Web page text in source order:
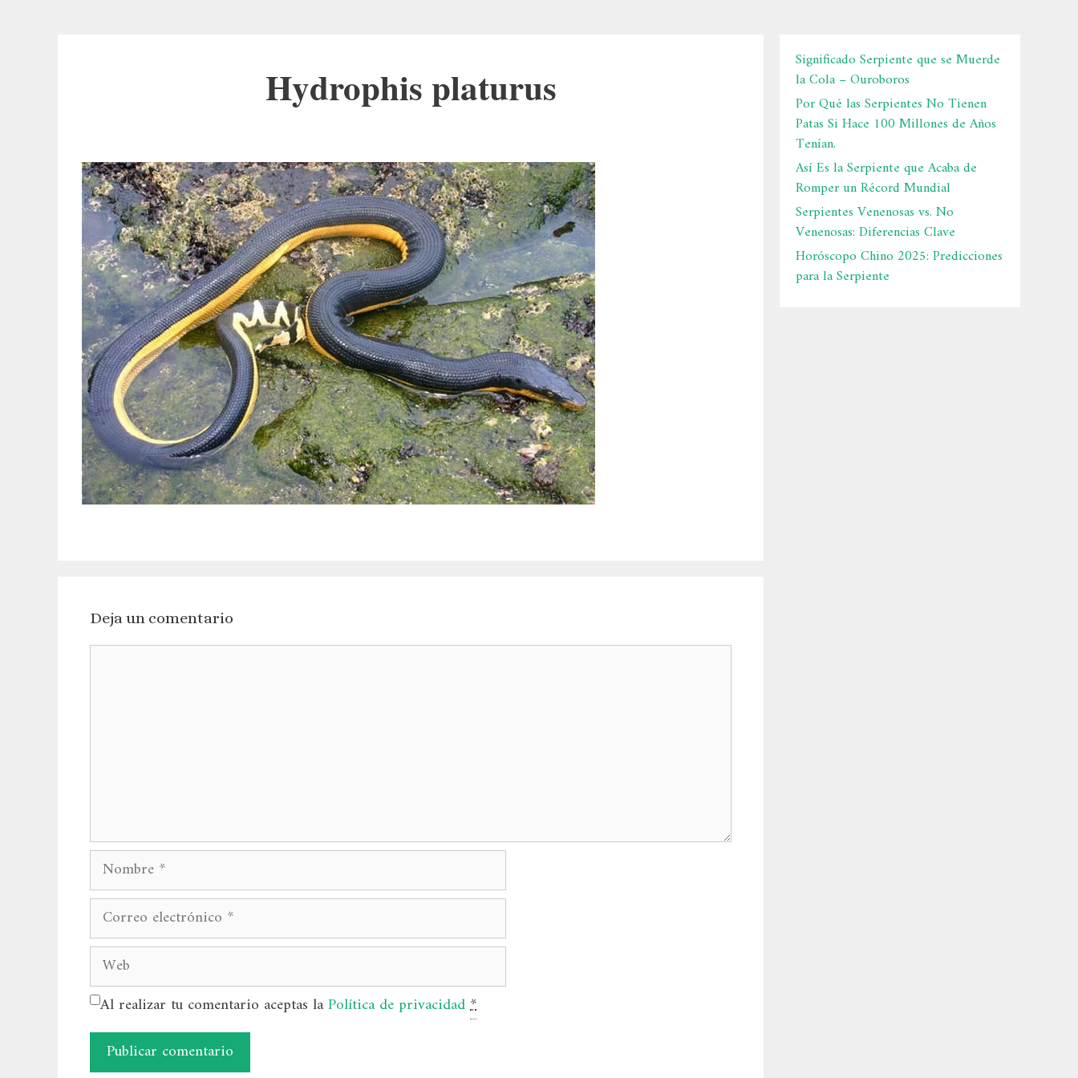
Hydrophis platurus
Deja un comentario
Comentario
Nombre
Correo
electrónico
Web
Al realizar tu comentario aceptas laPolítica de privacidad*
Significado Serpiente que se Muerde
la Cola – Ouroboros
Por Qué las Serpientes No Tienen
Patas Si Hace 100 Millones de Años
Tenían.
Así Es la Serpiente que Acaba de
Romper un Récord Mundial
Serpientes Venenosas vs. No
Venenosas: Diferencias Clave
Horóscopo Chino 2025: Predicciones
para la Serpiente